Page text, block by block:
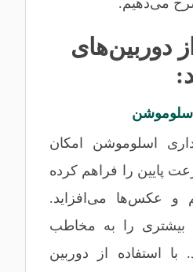
می‌دهیم.
دوربین‌های
اسلوموشن
اسلوموشن امکان
پایین را فراهم کرده
و عکس‌ها می‌افزاید.
بیشتری را به مخاطب
استفاده از دوربین